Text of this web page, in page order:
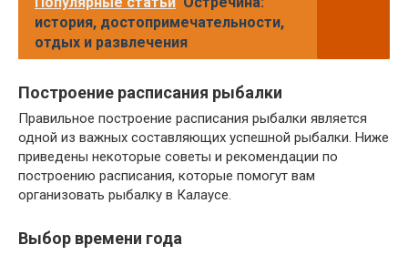
история, достопримечательности,
отдых и развлечения
Построение расписания рыбалки
Правильное построение расписания рыбалки является
одной из важных составляющих успешной рыбалки. Ниже
приведены некоторые советы и рекомендации по
построению расписания, которые помогут вам
организовать рыбалку в Калаусе.
Выбор времени года